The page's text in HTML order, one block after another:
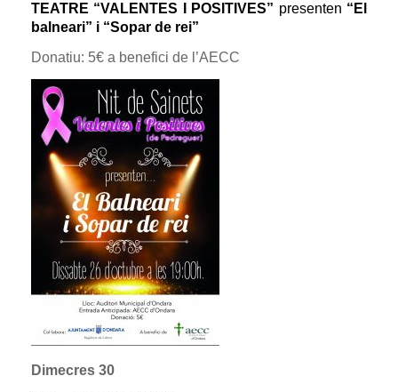
TEATRE “VALENTES I POSITIVES” presenten “El
balneari” i “Sopar de rei”
Donatiu: 5€ a benefici de l’AECC
Dimecres 30